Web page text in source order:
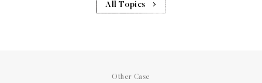
All Topics
Other Case